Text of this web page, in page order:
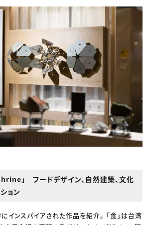
」 フードデザイン、自然建築、文化
ョン
インスパイアされた作品を紹介。 「食」は台湾